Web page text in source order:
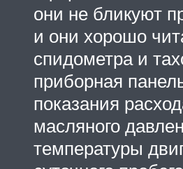
они не бликуют
и они хорошо
спидометра и
приборная
показания
масляного
температуры